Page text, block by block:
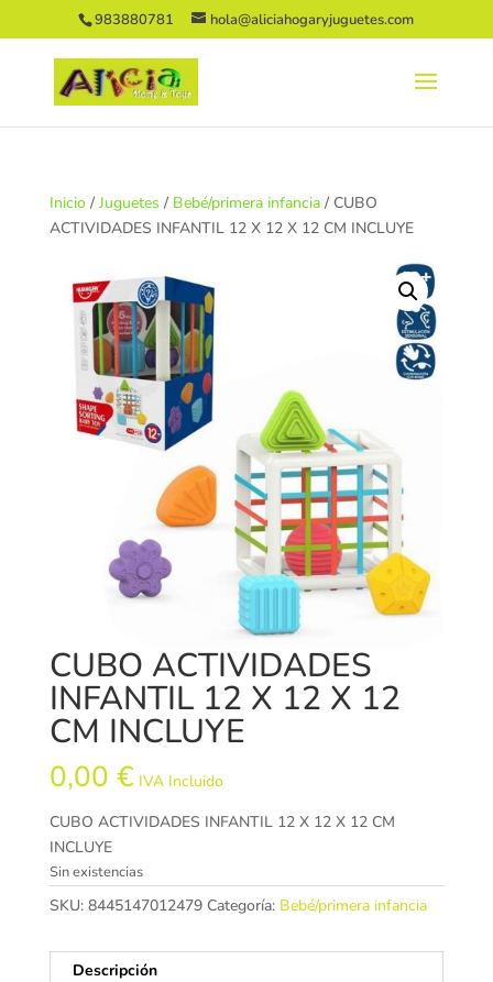
983880781 hola@aliciahogaryjuguetes.com
Inicio/ Juguetes / Bebé/primera infancia/ CUBO
ACTIVIDADES INFANTIL 12 X 12 X 12 CM INCLUYE
CUBO ACTIVIDADES
INFANTIL 12 X 12 X 12
CM INCLUYE
0,00 € IVA Incluido
CUBO ACTIVIDADES INFANTIL 12 X 12 X 12 CM
INCLUYE
Sin existencias
SKU: 8445147012479 Categoría: Bebé/primera infancia
Descripción